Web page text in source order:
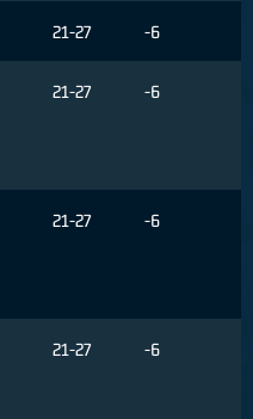
21-27 -6
21-27 -6
21-27 -6
21-27 -6